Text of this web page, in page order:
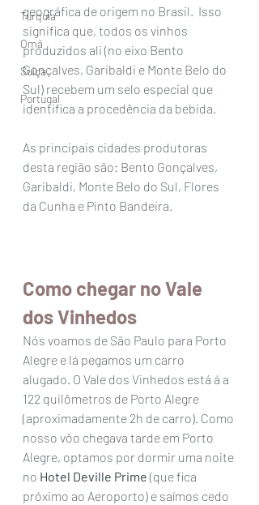
Turquia
Omã
Suiça
Portugal
geográfica de origem no Brasil.  Isso
significa que, todos os vinhos
produzidos ali (no eixo Bento
Gonçalves, Garibaldi e Monte Belo do
Sul) recebem um selo especial que
identifica a procedência da bebida.
As principais cidades produtoras
desta região são: Bento Gonçalves,
Garibaldi, Monte Belo do Sul, Flores
da Cunha e Pinto Bandeira.
Como chegar no Vale
dos Vinhedos
Nós voamos de São Paulo para Porto
Alegre e lá pegamos um carro
alugado. O Vale dos Vinhedos está á a
122 quilômetros de Porto Alegre
(aproximadamente 2h de carro). Como
nosso vôo chegava tarde em Porto
Alegre, optamos por dormir uma noite
no Hotel Deville Prime (que fica
próximo ao Aeroporto) e saímos cedo